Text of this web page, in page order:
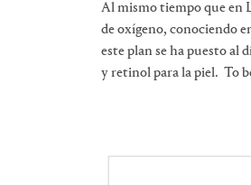
Al mismo tiempo que en
de oxígeno, conociendo
este plan se ha puesto al
y retinol para la piel. To